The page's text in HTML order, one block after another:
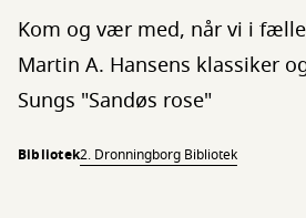
Kom og vær med, når vi i
Martin A. Hansens klassiker
Sungs "Sandøs rose"
Bibliotek2. Dronningborg Bibliotek